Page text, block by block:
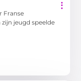
Franse
jeugd speelde